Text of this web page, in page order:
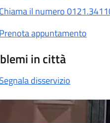
Chiama il numero
Prenota appuntamento
in città
Segnala disservizio